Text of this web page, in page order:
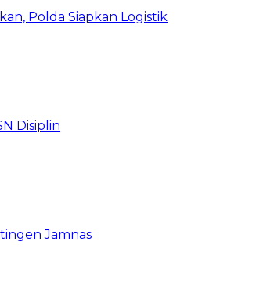
Polda Siapkan Logistik
Disiplin
Jamnas